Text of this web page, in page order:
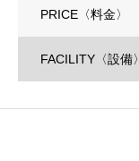
PRICE〈料金〉
FACILITY〈設備〉